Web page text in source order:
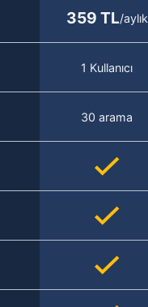
359 TL/aylık
1 Kullanıcı
30 arama